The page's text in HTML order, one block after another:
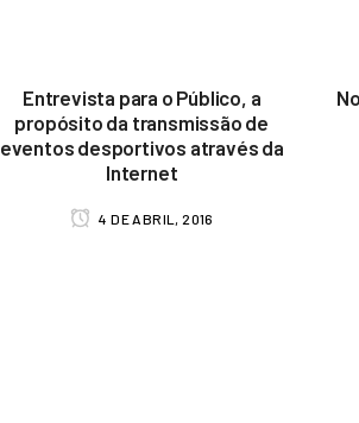
Entrevista para o Público, a
propósito da transmissão de
eventos desportivos através da
Internet
4 DE ABRIL, 2016